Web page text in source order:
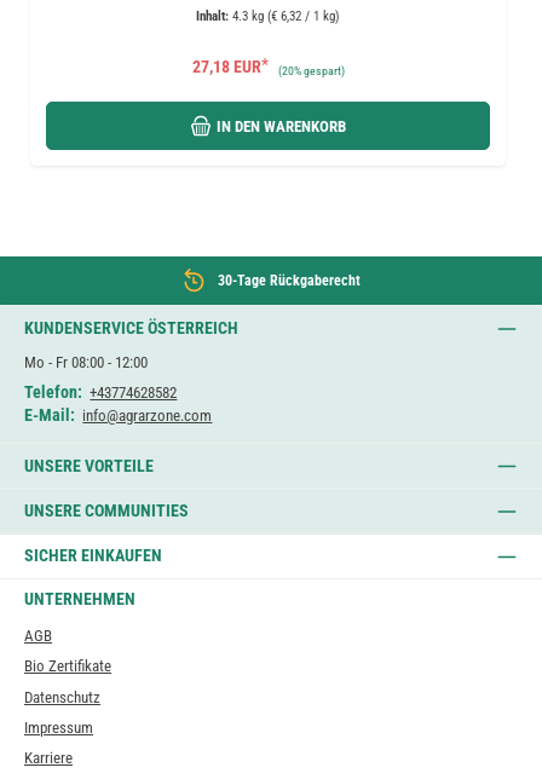
Inhalt: 4.3 kg (€ 6,32 / 1 kg)
27,18 EUR* (20%gespart)
IN DEN WARENKORB
30-Tage Rückgaberecht
KUNDENSERVICE ÖSTERREICH
Mo - Fr 08:00 - 12:00
Telefon: +43774628582
E-Mail: info@agrarzone.com
UNSERE VORTEILE
UNSERE COMMUNITIES
SICHER EINKAUFEN
UNTERNEHMEN
AGB
Bio Zertifikate
Datenschutz
Impressum
Karriere